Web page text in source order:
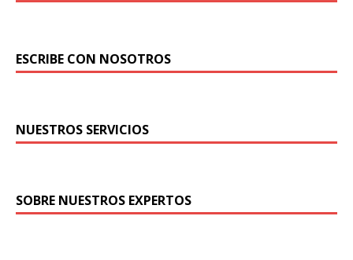
ESCRIBE CON NOSOTROS
NUESTROS SERVICIOS
SOBRE NUESTROS EXPERTOS